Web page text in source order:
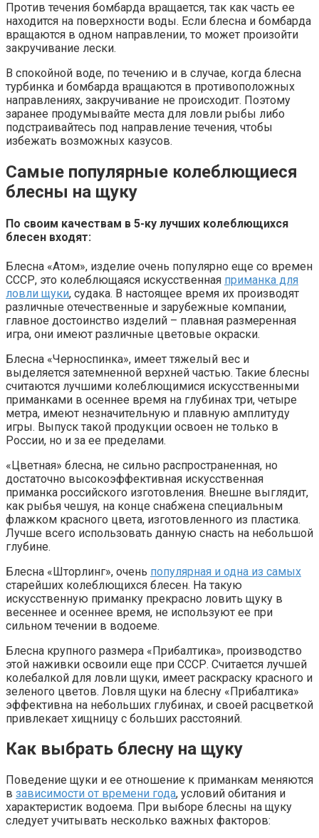
Против течения бомбарда вращается, так как часть ее
находится на поверхности воды. Если блесна и бомбарда
вращаются в одном направлении, то может произойти
закручивание лески.
В спокойной воде, по течению и в случае, когда блесна
турбинка и бомбарда вращаются в противоположных
направлениях, закручивание не происходит. Поэтому
заранее продумывайте места для ловли рыбы либо
подстраивайтесь под направление течения, чтобы
избежать возможных казусов.
Самые популярные колеблющиеся
блесны на щуку
По своим качествам в 5-ку лучших колеблющихся
блесен входят:
Блесна «Атом», изделие очень популярно еще со времен
СССР, это колеблющаяся искусственная приманка для
ловли щуки, судака. В настоящее время их производят
различные отечественные и зарубежные компании,
главное достоинство изделий – плавная размеренная
игра, они имеют различные цветовые окраски.
Блесна «Черноспинка», имеет тяжелый вес и
выделяется затемненной верхней частью. Такие блесны
считаются лучшими колеблющимися искусственными
приманками в осеннее время на глубинах три, четыре
метра, имеют незначительную и плавную амплитуду
игры. Выпуск такой продукции освоен не только в
России, но и за ее пределами.
«Цветная» блесна, не сильно распространенная, но
достаточно высокоэффективная искусственная
приманка российского изготовления. Внешне выглядит,
как рыбья чешуя, на конце снабжена специальным
флажком красного цвета, изготовленного из пластика.
Лучше всего использовать данную снасть на небольшой
глубине.
Блесна «Шторлинг», очень популярная и одна из самых
старейших колеблющихся блесен. На такую
искусственную приманку прекрасно ловить щуку в
весеннее и осеннее время, не используют ее при
сильном течении в водоеме.
Блесна крупного размера «Прибалтика», производство
этой наживки освоили еще при СССР. Считается лучшей
колебалкой для ловли щуки, имеет раскраску красного и
зеленого цветов. Ловля щуки на блесну «Прибалтика»
эффективна на небольших глубинах, и своей расцветкой
привлекает хищницу с больших расстояний.
Как выбрать блесну на щуку
Поведение щуки и ее отношение к приманкам меняются
в зависимости от времени года, условий обитания и
характеристик водоема. При выборе блесны на щуку
следует учитывать несколько важных факторов: